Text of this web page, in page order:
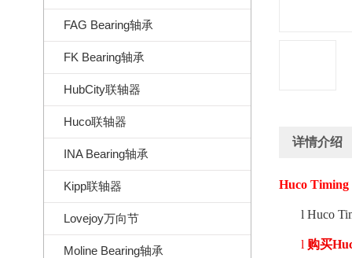
FAG Bearing轴承
FK Bearing轴承
HubCity联轴器
Huco联轴器
INA Bearing轴承
Kipp联轴器
Lovejoy万向节
Moline Bearing轴承
详情介绍
Huco Timing
l Huco
l 购买